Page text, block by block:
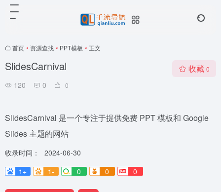
首页 • 资源查找 • PPT模板 • 正文
SlidesCarnival
120 0 0
收藏 0
SlidesCarnival 是一个专注于提供免费 PPT 模板和 Google
Slides 主题的网站
收录时间：
2024-06-30
1+
1- 0 0 0